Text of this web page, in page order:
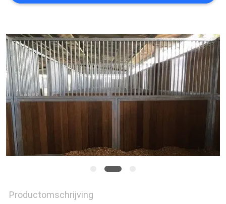
Productomschrijving